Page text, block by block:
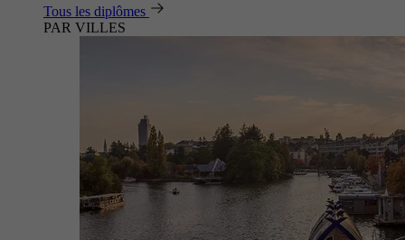
Tous les diplômes
PAR VILLES